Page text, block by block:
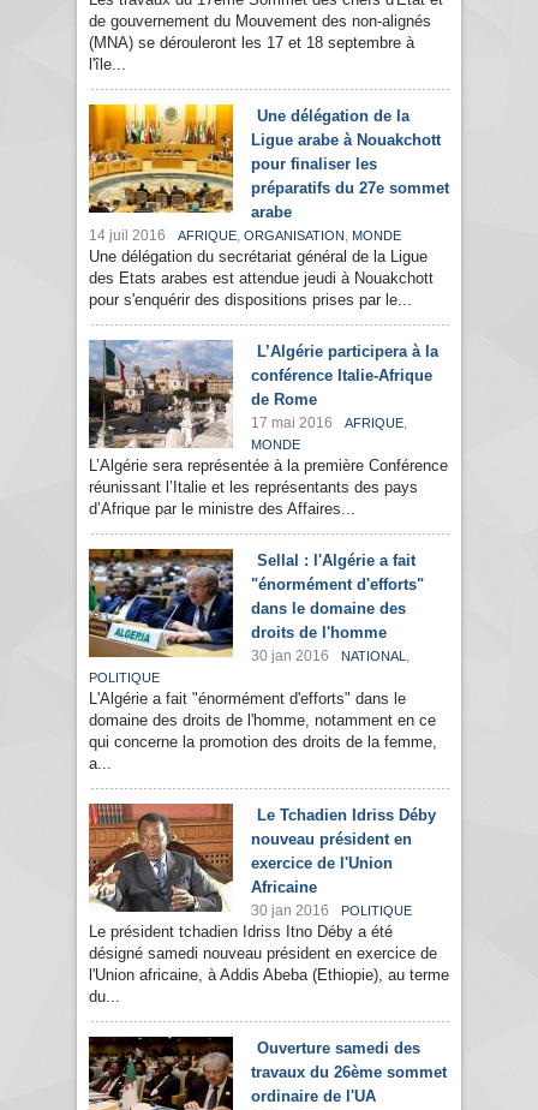
de gouvernement du Mouvement des non-alignés
(MNA) se dérouleront les 17 et 18 septembre à
l'île...
Une délégation de la
Ligue arabe à Nouakchott
pour finaliser les
préparatifs du 27e sommet
arabe
14 juil 2016 AFRIQUE, ORGANISATION , MONDE
Une délégation du secrétariat général de la Ligue
des Etats arabes est attendue jeudi à Nouakchott
pour s'enquérir des dispositions prises par le...
L’Algérie participera à la
conférence Italie-Afrique
de Rome
17 mai 2016 AFRIQUE,
MONDE
L’Algérie sera représentée à la première Conférence
réunissant l’Italie et les représentants des pays
d’Afrique par le ministre des Affaires...
Sellal : l'Algérie a fait
"énormément d'efforts"
dans le domaine des
droits de l'homme
30 jan 2016 NATIONAL ,
POLITIQUE
L'Algérie a fait "énormément d'efforts" dans le
domaine des droits de l'homme, notamment en ce
qui concerne la promotion des droits de la femme,
a...
Le Tchadien Idriss Déby
nouveau président en
exercice de l'Union
Africaine
30 jan 2016 POLITIQUE
Le président tchadien Idriss Itno Déby a été
désigné samedi nouveau président en exercice de
l'Union africaine, à Addis Abeba (Ethiopie), au terme
du...
Ouverture samedi des
travaux du 26ème sommet
ordinaire de l'UA